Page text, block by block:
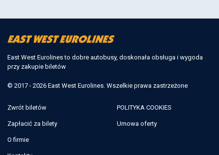
East West Eurolines to dobre autobusy, doskonała obsługa i wygoda
przy zakupie biletów
© 2017 - 2026 East West Eurolines. Wszelkie prawa zastrzeżone
Zwrót biletów
Zapłacić za bilety
O firmie
POLITYKA COOKIES
Umowa oferty